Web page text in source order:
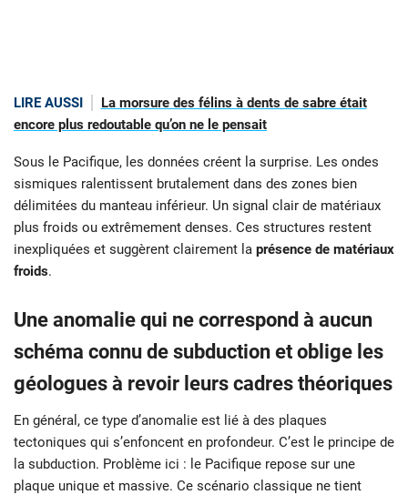
LIRE AUSSI
La morsure des félins à dents de sabre était
encore plus redoutable qu’on ne le pensait
Sous le Pacifique, les données créent la surprise. Les ondes
sismiques ralentissent brutalement dans des zones bien
délimitées du manteau inférieur. Un signal clair de matériaux
plus froids ou extrêmement denses. Ces structures restent
inexpliquées et suggèrent clairement la présence de matériaux
froids.
Une anomalie qui ne correspond à aucun
schéma connu de subduction et oblige les
géologues à revoir leurs cadres théoriques
En général, ce type d’anomalie est lié à des plaques
tectoniques qui s’enfoncent en profondeur. C’est le principe de
la subduction. Problème ici : le Pacifique repose sur une
plaque unique et massive. Ce scénario classique ne tient